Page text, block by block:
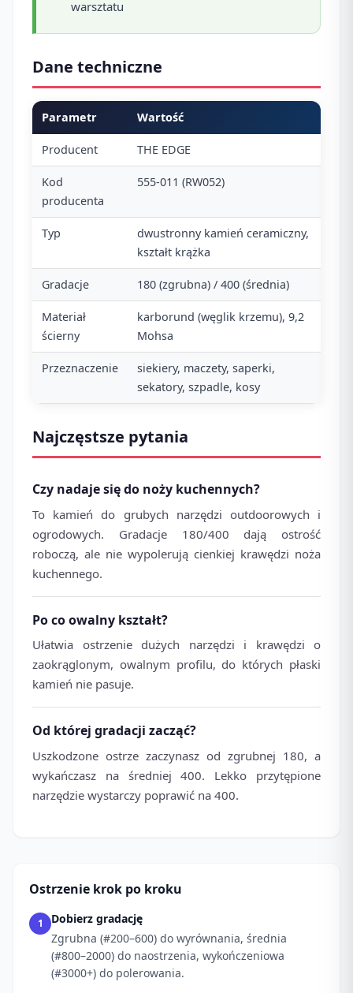
warsztatu
Dane techniczne
Parametr Wartość
Producent THE EDGE
Kod
producenta
555-011 (RW052)
Typ
dwustronny kamień ceramiczny,
kształt krążka
Gradacje 180 (zgrubna) / 400 (średnia)
Materiał
ścierny
karborund (węglik krzemu), 9,2
Mohsa
Przeznaczenie
siekiery, maczety, saperki,
sekatory, szpadle, kosy
Najczęstsze pytania
Czy nadaje się do noży kuchennych?
To kamień do grubych narzędzi outdoorowych i
ogrodowych. Gradacje 180/400 dają ostrość
roboczą, ale nie wypolerują cienkiej krawędzi noża
kuchennego.
Po co owalny kształt?
Ułatwia ostrzenie dużych narzędzi i krawędzi o
zaokrąglonym, owalnym profilu, do których płaski
kamień nie pasuje.
Od której gradacji zacząć?
Uszkodzone ostrze zaczynasz od zgrubnej 180, a
wykańczasz na średniej 400. Lekko przytępione
narzędzie wystarczy poprawić na 400.
Ostrzenie krok po kroku
1
Dobierz gradację
Zgrubna (#200–600) do wyrównania, średnia
(#800–2000) do naostrzenia, wykończeniowa
(#3000+) do polerowania.